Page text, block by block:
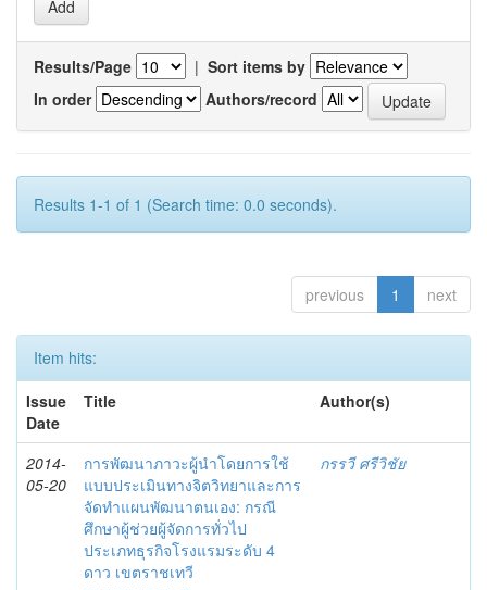
Results/Page | Sort items by
In order
Authors/record
Results 1-1 of 1 (Search time: 0.0 seconds).
previous 1 next
Item hits:
Issue
Date
Title Author(s)
2014-
05-20
การพัฒนาภาวะผู้นำโดยการใช้
แบบประเมินทางจิตวิทยาและการ
จัดทำแผนพัฒนาตนเอง: กรณี
ศึกษาผู้ช่วยผู้จัดการทั่วไป
ประเภทธุรกิจโรงแรมระดับ 4
ดาว เขตราชเทวี
กรรวี ศรีวิชัย